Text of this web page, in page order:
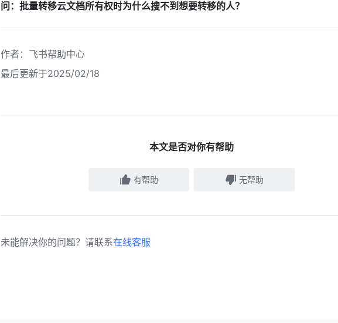
问：批量转移云文档所有权时为什么搜不到想要转移的人？
作者 ： 飞书帮助中心
最后更新于2025/02/18
本文是否对你有帮助
有帮助 无帮助
未能解决你的问题？请联系在线客服